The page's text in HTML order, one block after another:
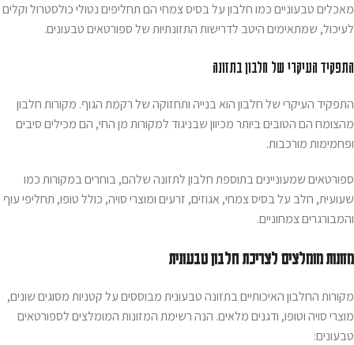
מאכלים טבעונייםכמו חלבון על בסיס צמחי הם תחליפים נטולי כולסטרול וקלים
לעיכול, שמתאימים היטב לדרישות התזונתיות של ספורטאים טבעונים.
התפקיד העיקרי של חלבון בתזונה
התפקיד העיקרי של חלבון הוא בנייה ותחזוקה של רקמת הגוף. מקורות חלבון
מהצומח הם הטובים ביותר מכיוון שבניגוד למקורות מן החי, הם מכילים סיבים
ופחמימות מורכבות.
ספורטאים שמעוניינים בתוספת חלבון לתזונה שלהם, בוחרים במקורות כמו
שעועית, חלב על בסיס צמחי, אגוזים, זרעים ומוצרי סויה, כולל טופו, תחליפי עוף
והמבורגרים צמחוניים.
מזונות מומלצים לצריכת חלבון טבעונית
מקורות החלבון האיכותיים בתזונה טבעונית מבוססים על קטניות מסוגים שונים,
מוצרי סויה וטופו, ודגנים מלאים. הנה רשימת המזונות המומלצים לספורטאים
טבעונים: